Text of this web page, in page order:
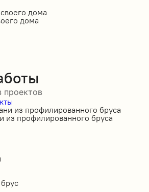
дома
проектов
из профилированного бруса